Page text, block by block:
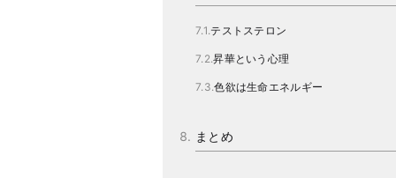
テストステロン
昇華という心理
色欲は生命エネルギー
まとめ